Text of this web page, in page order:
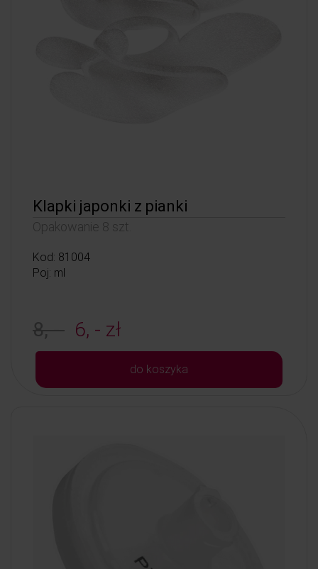
Klapki japonki z pianki
Opakowanie 8 szt.
Kod: 81004
Poj: ml
8, - 6, - zł
do koszyka